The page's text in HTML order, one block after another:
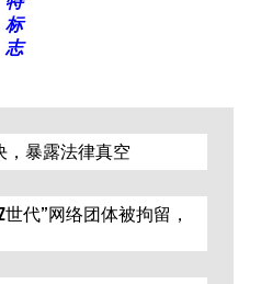
，暴露法律真空
代”网络团体被拘留，